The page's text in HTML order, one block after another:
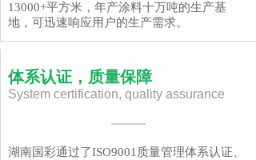
13000+平方米，年产涂料十万吨的生产基
地，可迅速响应用户的生产需求。
System certification, quality assurance
体系认证，质量保障
湖南国彩通过了ISO9001质量管理体系认证、